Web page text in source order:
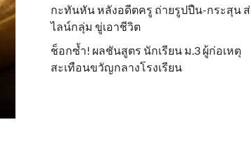
กะทันหัน หลังอดีตครู ถ่ายรูปปืน-กระสุน
ไลน์กลุ่ม ขู่เอาชีวิต
ช็อกซ้ำ! ผลชันสูตร นักเรียน ม.3 ผู้ก่อเหตุ
สะเทือนขวัญกลางโรงเรียน